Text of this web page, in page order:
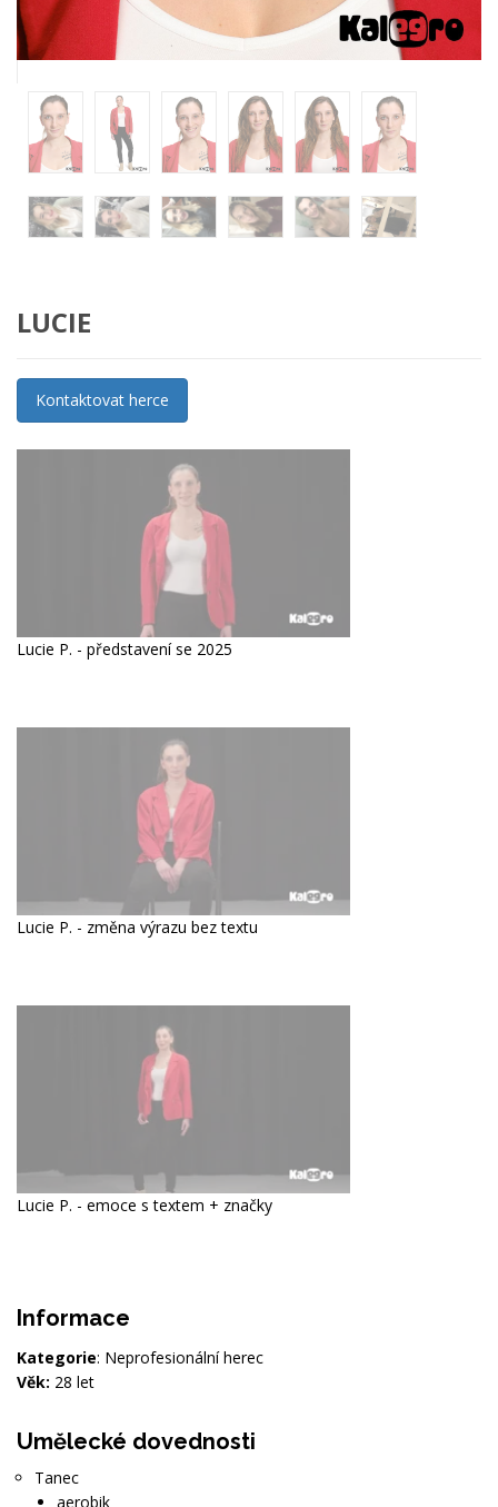
LUCIE
Kontaktovat herce
Lucie P. - představení se 2025
Lucie P. - změna výrazu bez textu
Lucie P. - emoce s textem + značky
Informace
Kategorie: Neprofesionální herec
Věk: 28 let
Umělecké dovednosti
Tanec
aerobik